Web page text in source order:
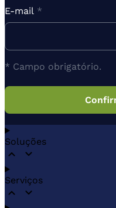
E-mail *
* Campo obrigatório.
Soluções
Serviços